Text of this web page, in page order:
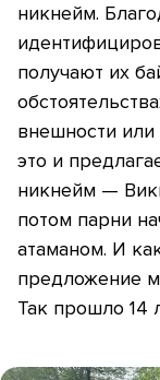
никнейм.
получают их
внешности или
это и
никнейм —
потом парни
атаманом. И
предложение
Так прошло 14